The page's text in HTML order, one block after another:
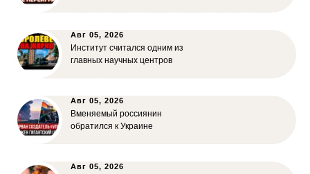
Авг 05, 2026
Институт считался одним из
главных научных центров
Авг 05, 2026
Вменяемый россиянин
обратился к Украине
Авг 05, 2026